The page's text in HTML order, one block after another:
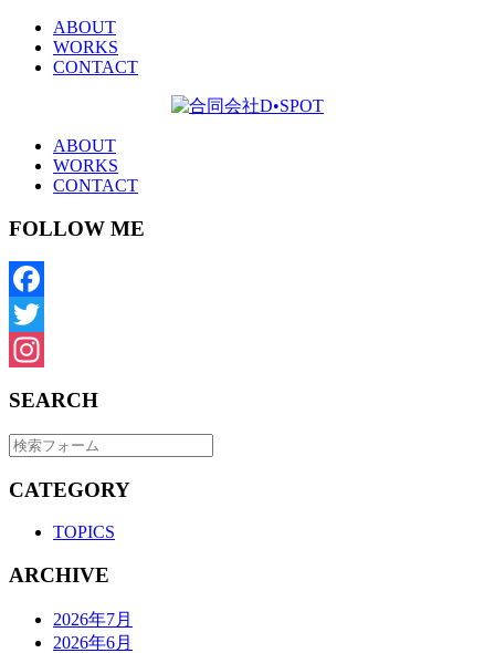
ABOUT
WORKS
CONTACT
ABOUT
WORKS
CONTACT
FOLLOW ME
Facebook
Twitter
SEARCH
CATEGORY
TOPICS
ARCHIVE
2026年7月
2026年6月